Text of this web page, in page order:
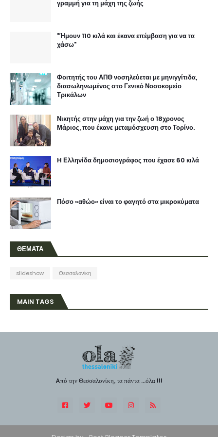
γραμμή για τη μάχη της ζωής
"Ήμουν 110 κιλά και έκανα επέμβαση για να τα
χάσω"
Φοιτητής του ΑΠΘ νοσηλεύεται με μηνιγγίτιδα,
διασωληνωμένος στο Γενικό Νοσοκομείο
Τρικάλων
Νικητής στην μάχη για την ζωή ο 18χρονος
Μάριος, που έκανε μεταμόσχευση στο Τορίνο.
H Ελληνίδα δημοσιογράφος που έχασε 60 κιλά
Πόσο «αθώο» είναι το φαγητό στα μικροκύματα
ΘΕΜΑΤΑ
slideshow Θεσσαλονίκη
MAIN TAGS
Aπό την Θεσσαλονίκη, τα πάντα ...όλα !!!